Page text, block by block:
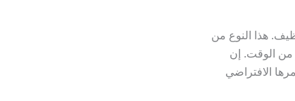
هذا النوع من
من الوقت. إن
الافتراضي